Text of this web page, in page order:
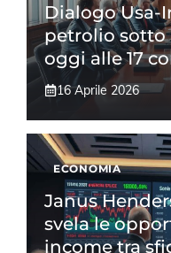
Dialogo Usa-
petrolio sotto
oggi alle 17
16 Aprile 2026
ECONOMIA
Janus
svela le
income tra